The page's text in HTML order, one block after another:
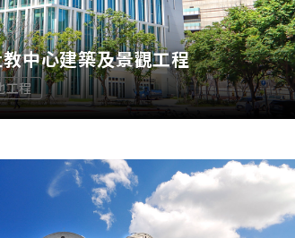
中心建築及景觀工程
工程